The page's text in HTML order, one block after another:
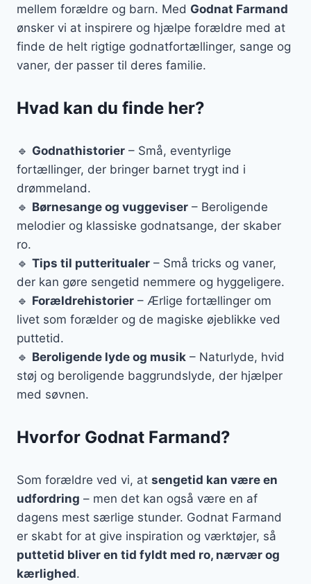
mellem forældre og barn. Med Godnat Farmand
ønsker vi at inspirere og hjælpe forældre med at
finde de helt rigtige godnatfortællinger, sange og
vaner, der passer til deres familie.
Hvad kan du finde her?
🔹 Godnathistorier – Små, eventyrlige
fortællinger, der bringer barnet trygt ind i
drømmeland.
🔹 Børnesange og vuggeviser – Beroligende
melodier og klassiske godnatsange, der skaber
ro.
🔹 Tips til putteritualer – Små tricks og vaner,
der kan gøre sengetid nemmere og hyggeligere.
🔹 Forældrehistorier – Ærlige fortællinger om
livet som forælder og de magiske øjeblikke ved
puttetid.
🔹 Beroligende lyde og musik – Naturlyde, hvid
støj og beroligende baggrundslyde, der hjælper
med søvnen.
Hvorfor Godnat Farmand?
Som forældre ved vi, at sengetid kan være en
udfordring – men det kan også være en af
dagens mest særlige stunder. Godnat Farmand
er skabt for at give inspiration og værktøjer, så
puttetid bliver en tid fyldt med ro, nærvær og
kærlighed.